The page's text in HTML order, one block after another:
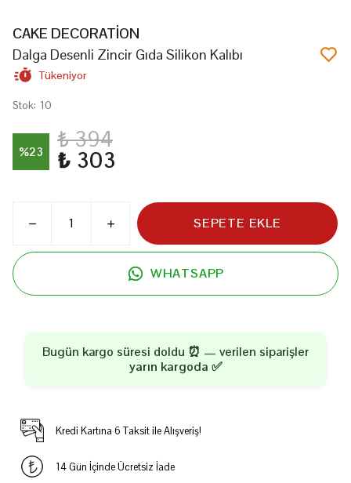
CAKE DECORATİON
Dalga Desenli Zincir Gıda Silikon Kalıbı
Tükeniyor
Stok: 10
%23 ₺ 394
₺ 303
SEPETE EKLE
WHATSAPP
Bugün kargo süresi doldu ⏰ — verilen siparişler
yarın kargoda ✅
Kredi Kartına 6 Taksit ile Alışveriş!
14 Gün İçinde Ücretsiz İade